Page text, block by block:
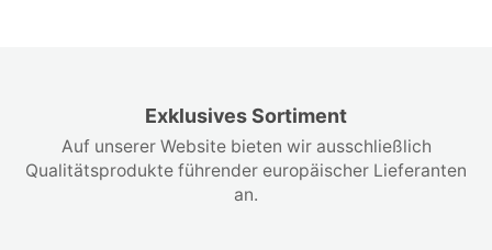
Exklusives Sortiment
Auf unserer Website bieten wir ausschließlich
Qualitätsprodukte führender europäischer Lieferanten
an.